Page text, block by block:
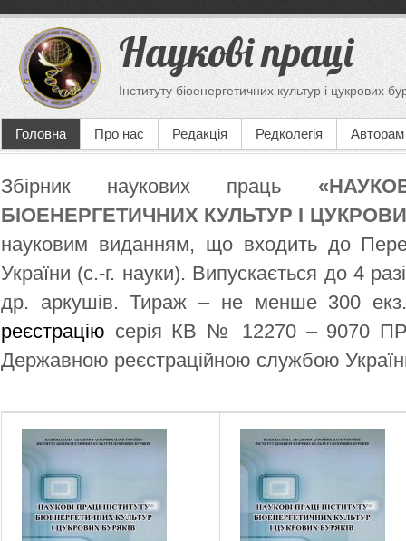
Наукові праці
Інституту біоенергетичних культур і цукрових
Головна Про нас Редакція Редколегія Авторам
Збірник наукових праць
БІОЕНЕРГЕТИЧНИХ КУЛЬТУР І
науковим виданням, що входить до
України (с.-г. науки). Випускається до 4
др. аркушів. Тираж – не менше 300
реєстрацію серія КВ № 12270 – 9070 ПР
Державною реєстраційною службою